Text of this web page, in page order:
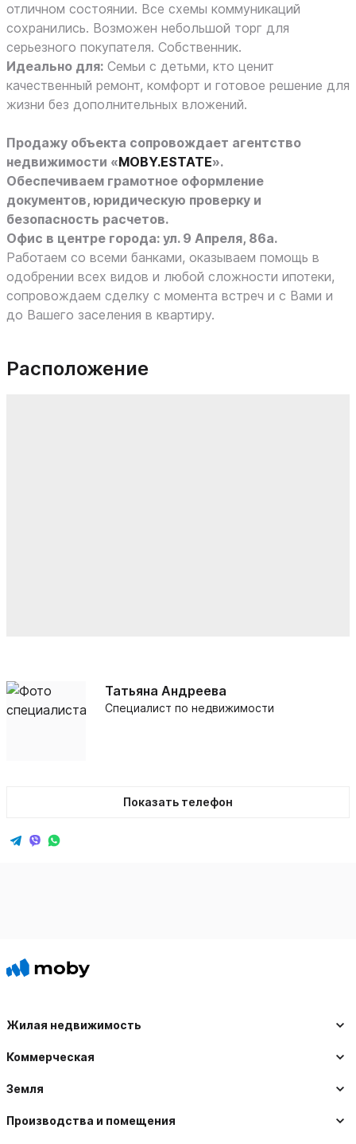
отличном состоянии. Все схемы коммуникаций
сохранились. Возможен небольшой торг для
серьезного покупателя. Собственник.
Идеально для: Семьи с детьми, кто ценит
качественный ремонт, комфорт и готовое решение для
жизни без дополнительных вложений.
Продажу объекта сопровождает агентство
недвижимости «MOBY.ESTATE».
Обеспечиваем грамотное оформление
документов, юридическую проверку и
безопасность расчетов.
Офис в центре города: ул. 9 Апреля, 86а.
Работаем со всеми банками, оказываем помощь в
одобрении всех видов и любой сложности ипотеки,
сопровождаем сделку с момента встреч и с Вами и
до Вашего заселения в квартиру.
Расположение
Татьяна Андреева
Специалист по недвижимости
Показать телефон
Жилая недвижимость
Коммерческая
Земля
Производства и помещения